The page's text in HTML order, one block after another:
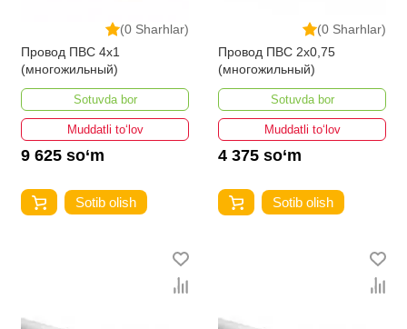
(0 Sharhlar)
Провод ПВС 4х1
(многожильный)
Sotuvda bor
Muddatli to‘lov
9 625 so‘m
Sotib olish
(0 Sharhlar)
Провод ПВС 2х0,75
(многожильный)
Sotuvda bor
Muddatli to‘lov
4 375 so‘m
Sotib olish